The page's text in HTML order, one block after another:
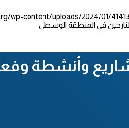
wp-content/uploads/2024/01/
وأنشطة